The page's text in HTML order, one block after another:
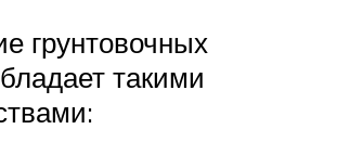
грунтовочных
такими